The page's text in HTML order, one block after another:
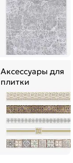
Аксессуары для
плитки